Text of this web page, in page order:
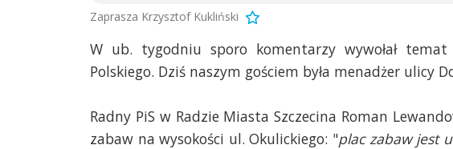
Zaprasza Krzysztof Kukliński
W ub. tygodniu sporo komentarzy wywołał temat
Polskiego. Dziś naszym gościem była menadżer ulicy
Radny PiS w Radzie Miasta Szczecina Roman
zabaw na wysokości ul. Okulickiego: "plac zabaw jest